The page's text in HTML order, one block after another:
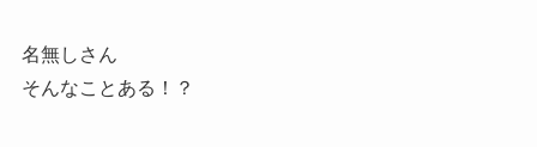
名無しさん
そんなことある！？